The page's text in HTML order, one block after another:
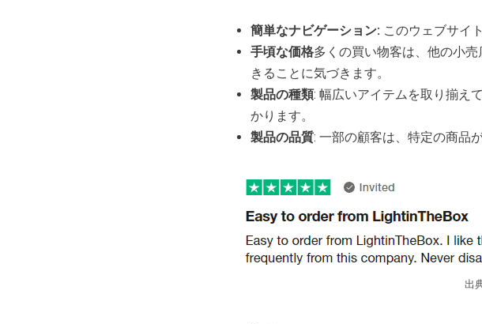
簡単なナビゲーション: このウェブサイ
手頃な価格多くの買い物客は、他の小
きることに気づきます。
製品の種類: 幅広いアイテムを取り揃え
かります。
製品の品質: 一部の顧客は、特定の商品
出